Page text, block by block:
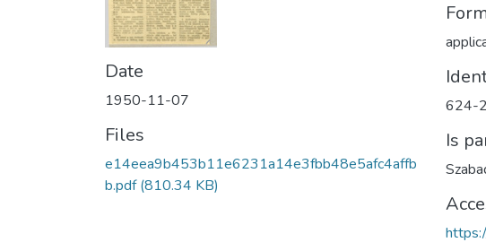
Date
1950-11-07
Files
e14eea9b453b11e6231a14e3fbb48e5afc4affb
b.pdf(810.34 KB)
624-
Is